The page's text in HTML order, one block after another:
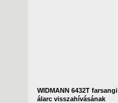
WIDMANN 6432T farsangi
álarc visszahívásának